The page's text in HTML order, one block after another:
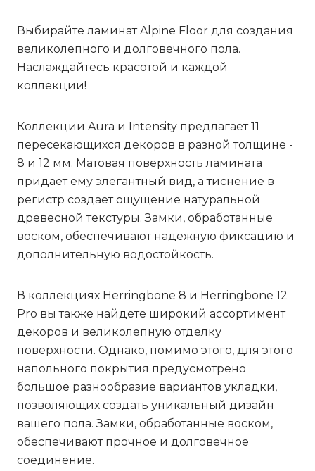
Выбирайте ламинат Alpine Floor для создания
великолепного и долговечного пола.
Наслаждайтесь красотой и каждой
коллекции!
Коллекции Aura и Intensity предлагает 11
пересекающихся декоров в разной толщине -
8 и 12 мм. Матовая поверхность ламината
придает ему элегантный вид, а тиснение в
регистр создает ощущение натуральной
древесной текстуры. Замки, обработанные
воском, обеспечивают надежную фиксацию и
дополнительную водостойкость.
В коллекциях Herringbone 8 и Herringbone 12
Pro вы также найдете широкий ассортимент
декоров и великолепную отделку
поверхности. Однако, помимо этого, для этого
напольного покрытия предусмотрено
большое разнообразие вариантов укладки,
позволяющих создать уникальный дизайн
вашего пола. Замки, обработанные воском,
обеспечивают прочное и долговечное
соединение.